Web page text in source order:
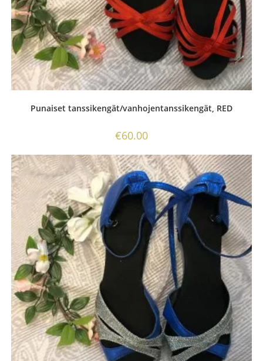
Punaiset tanssikengät/vanhojentanssikengät, RED
€60.00